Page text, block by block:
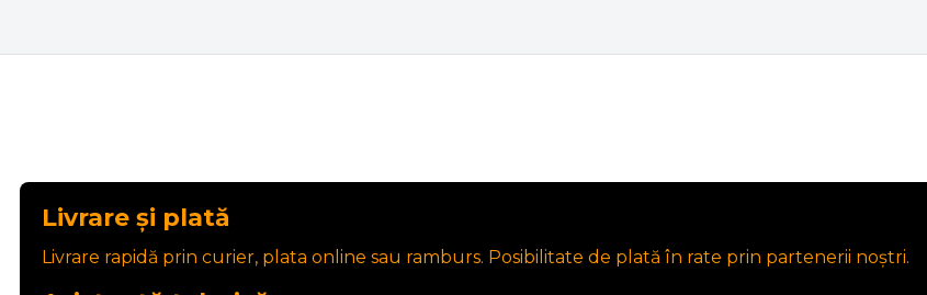
Livrare și plată
Livrare rapidă prin curier, plata online sau ramburs. Posibilitate de plată în rate prin partenerii noștri.